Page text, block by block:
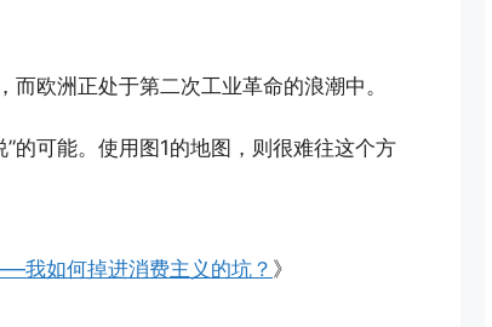
欧洲正处于第二次工业革命的浪潮中。
的可能。使用图1的地图，则很难往这个方
我如何掉进消费主义的坑？ 》